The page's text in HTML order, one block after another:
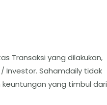
Transaksi yang dilakukan,
Investor. Sahamdaily tidak
yang timbul dari